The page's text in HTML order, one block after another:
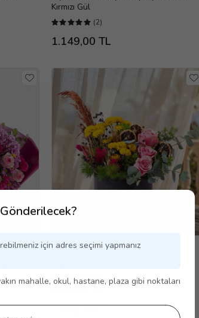
için adres seçimi yapmanız
mahalle, okul, hastane, plaza gibi noktaları
Kırmızı Gül
(2)
1.149,00 TL
Aynı Gün Ücretsiz Teslimat
Pembe Güller
1.049,00 TL